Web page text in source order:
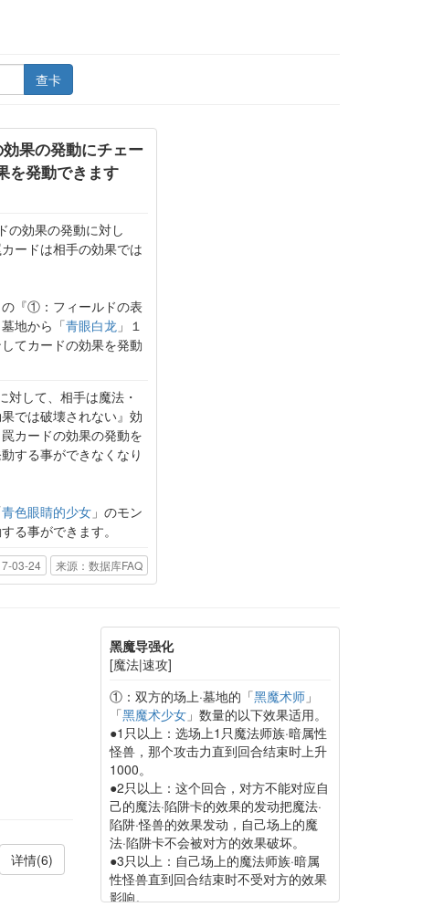
查卡
果の発動にチェー
を発動できます
の効果の発動に対し
ードは相手の効果では
の『①：フィールドの表
地から「青眼白龙 」１
てカードの効果を発動
対して、相手は魔法・
では破壊されない』効
カードの効果の発動を
する事ができなくなり
青色眼睛的少女 」のモン
る事ができます。
03-24 来源：数据库FAQ
详情(6)
黑魔导强化
[魔法|速攻]
①：双方的场上·墓地的「黑魔术师 」
「黑魔术少女 」数量的以下效果适用。
●1只以上：选场上1只魔法师族·暗属性
怪兽，那个攻击力直到回合结束时上升
1000。
●2只以上：这个回合，对方不能对应自
己的魔法·陷阱卡的效果的发动把魔法·
陷阱·怪兽的效果发动，自己场上的魔
法·陷阱卡不会被对方的效果破坏。
●3只以上：自己场上的魔法师族·暗属
性怪兽直到回合结束时不受对方的效果
影响。